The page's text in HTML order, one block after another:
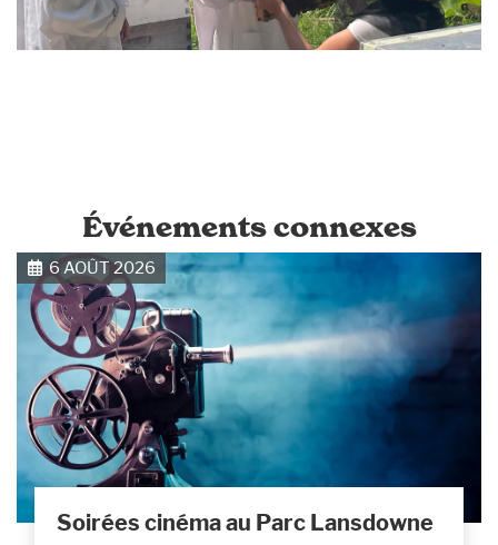
Événements connexes
6 AOÛT 2026
Soirées cinéma au Parc Lansdowne